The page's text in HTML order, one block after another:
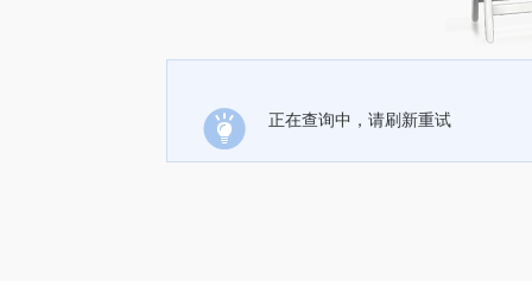
正在查询中，请刷新重试